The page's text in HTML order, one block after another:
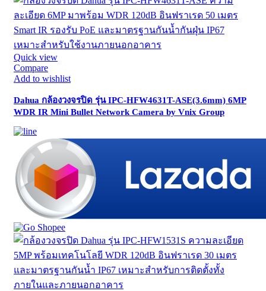
Quick view
Compare
Add to wishlist
Dahua กล้องวงจรปิด รุ่น IPC-HFW4631T-ASE(3.6mm) 6MP
WDR IR Mini Bullet Network Camera by Vnix Group